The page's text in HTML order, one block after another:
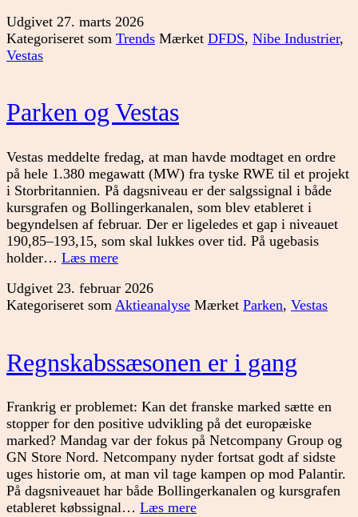
det?
Udgivet 27. marts 2026
Kategoriseret som Trends Mærket DFDS, Nibe Industrier,
Vestas
Parken og Vestas
Vestas meddelte fredag, at man havde modtaget en ordre
på hele 1.380 megawatt (MW) fra tyske RWE til et projekt
i Storbritannien. På dagsniveau er der salgssignal i både
kursgrafen og Bollingerkanalen, som blev etableret i
begyndelsen af februar. Der er ligeledes et gap i niveauet
190,85–193,15, som skal lukkes over tid. På ugebasis
holder… Læs mereParken
Vestas
Udgivet 23. februar 2026
Kategoriseret som Aktieanalyse Mærket Parken, Vestas
Regnskabssæsonen er i gang
Frankrig er problemet: Kan det franske marked sætte en
stopper for den positive udvikling på det europæiske
marked? Mandag var der fokus på Netcompany Group og
GN Store Nord. Netcompany nyder fortsat godt af sidste
uges historie om, at man vil tage kampen op mod Palantir.
På dagsniveauet har både Bollingerkanalen og kursgrafen
etableret købssignal… Læs mereRegnskabssæsonen